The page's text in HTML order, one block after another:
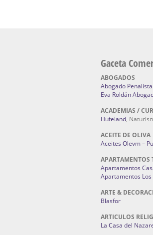
Gaceta
ABOGADOS
Abogado Penalista
Eva Roldán
ACADEMIAS /
Hufeland,
ACEITE DE OLIVA
Aceites Olevm –
APARTAMENTOS
Apartamentos
Apartamentos Los
ARTE &
Blasfor
ARTICULOS
La Casa del